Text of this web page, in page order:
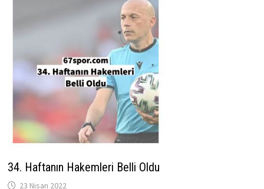
34. Haftanın Hakemleri Belli Oldu
23 Nisan 2022